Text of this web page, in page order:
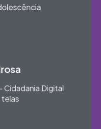
Cidadania Digital
telas​